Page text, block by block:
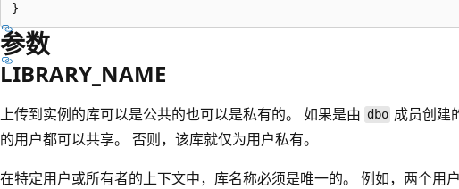
参数
LIBRARY_NAME
上传到实例的库可以是公共的也可以是私有的。 如果是由 dbo 成员创建
的用户都可以共享。 否则，该库就仅为用户私有。
在特定用户或所有者的上下文中，库名称必须是唯一的。 例如，两个用户